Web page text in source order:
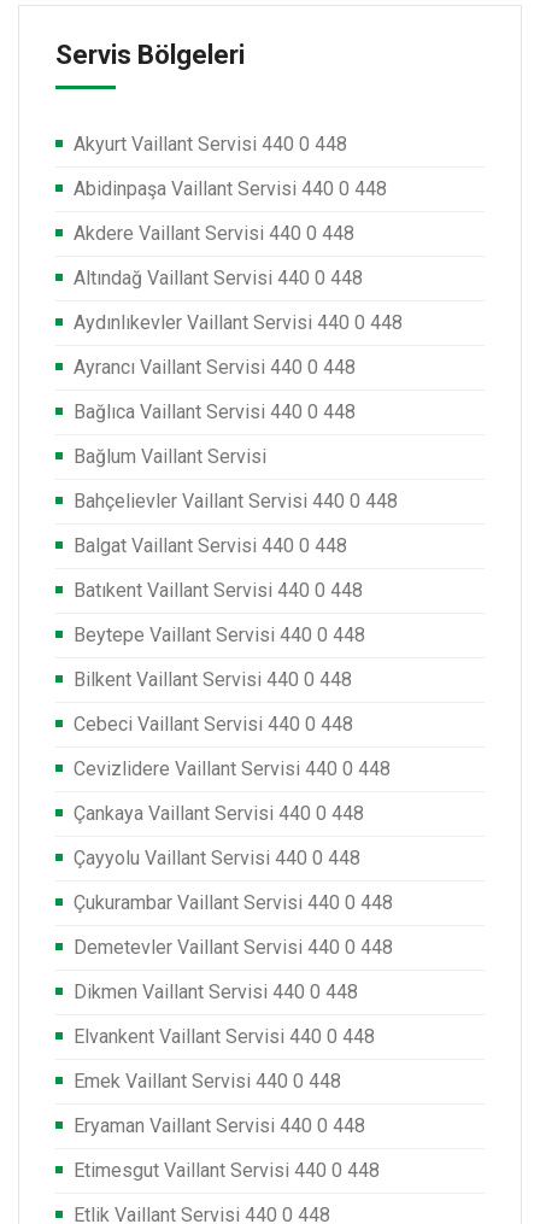
Servis Bölgeleri
Akyurt Vaillant Servisi 440 0 448
Abidinpaşa Vaillant Servisi 440 0 448
Akdere Vaillant Servisi 440 0 448
Altındağ Vaillant Servisi 440 0 448
Aydınlıkevler Vaillant Servisi 440 0 448
Ayrancı Vaillant Servisi 440 0 448
Bağlıca Vaillant Servisi 440 0 448
Bağlum Vaillant Servisi
Bahçelievler Vaillant Servisi 440 0 448
Balgat Vaillant Servisi 440 0 448
Batıkent Vaillant Servisi 440 0 448
Beytepe Vaillant Servisi 440 0 448
Bilkent Vaillant Servisi 440 0 448
Cebeci Vaillant Servisi 440 0 448
Cevizlidere Vaillant Servisi 440 0 448
Çankaya Vaillant Servisi 440 0 448
Çayyolu Vaillant Servisi 440 0 448
Çukurambar Vaillant Servisi 440 0 448
Demetevler Vaillant Servisi 440 0 448
Dikmen Vaillant Servisi 440 0 448
Elvankent Vaillant Servisi 440 0 448
Emek Vaillant Servisi 440 0 448
Eryaman Vaillant Servisi 440 0 448
Etimesgut Vaillant Servisi 440 0 448
Etlik Vaillant Servisi 440 0 448